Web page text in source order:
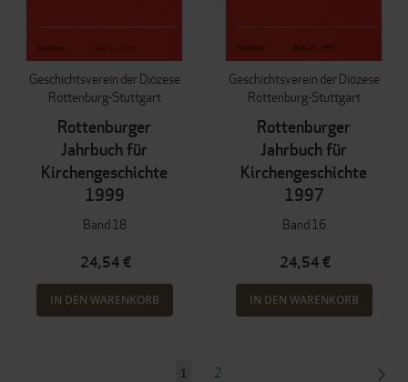
Geschichtsverein der Diözese
Rottenburg-Stuttgart
Rottenburger
Jahrbuch für
Kirchengeschichte
1999
Band 18
24,54 €
IN DEN WARENKORB
Geschichtsverein der Diözese
Rottenburg-Stuttgart
Rottenburger
Jahrbuch für
Kirchengeschichte
1997
Band 16
24,54 €
IN DEN WARENKORB
Seite
Sie
1 Seite
2